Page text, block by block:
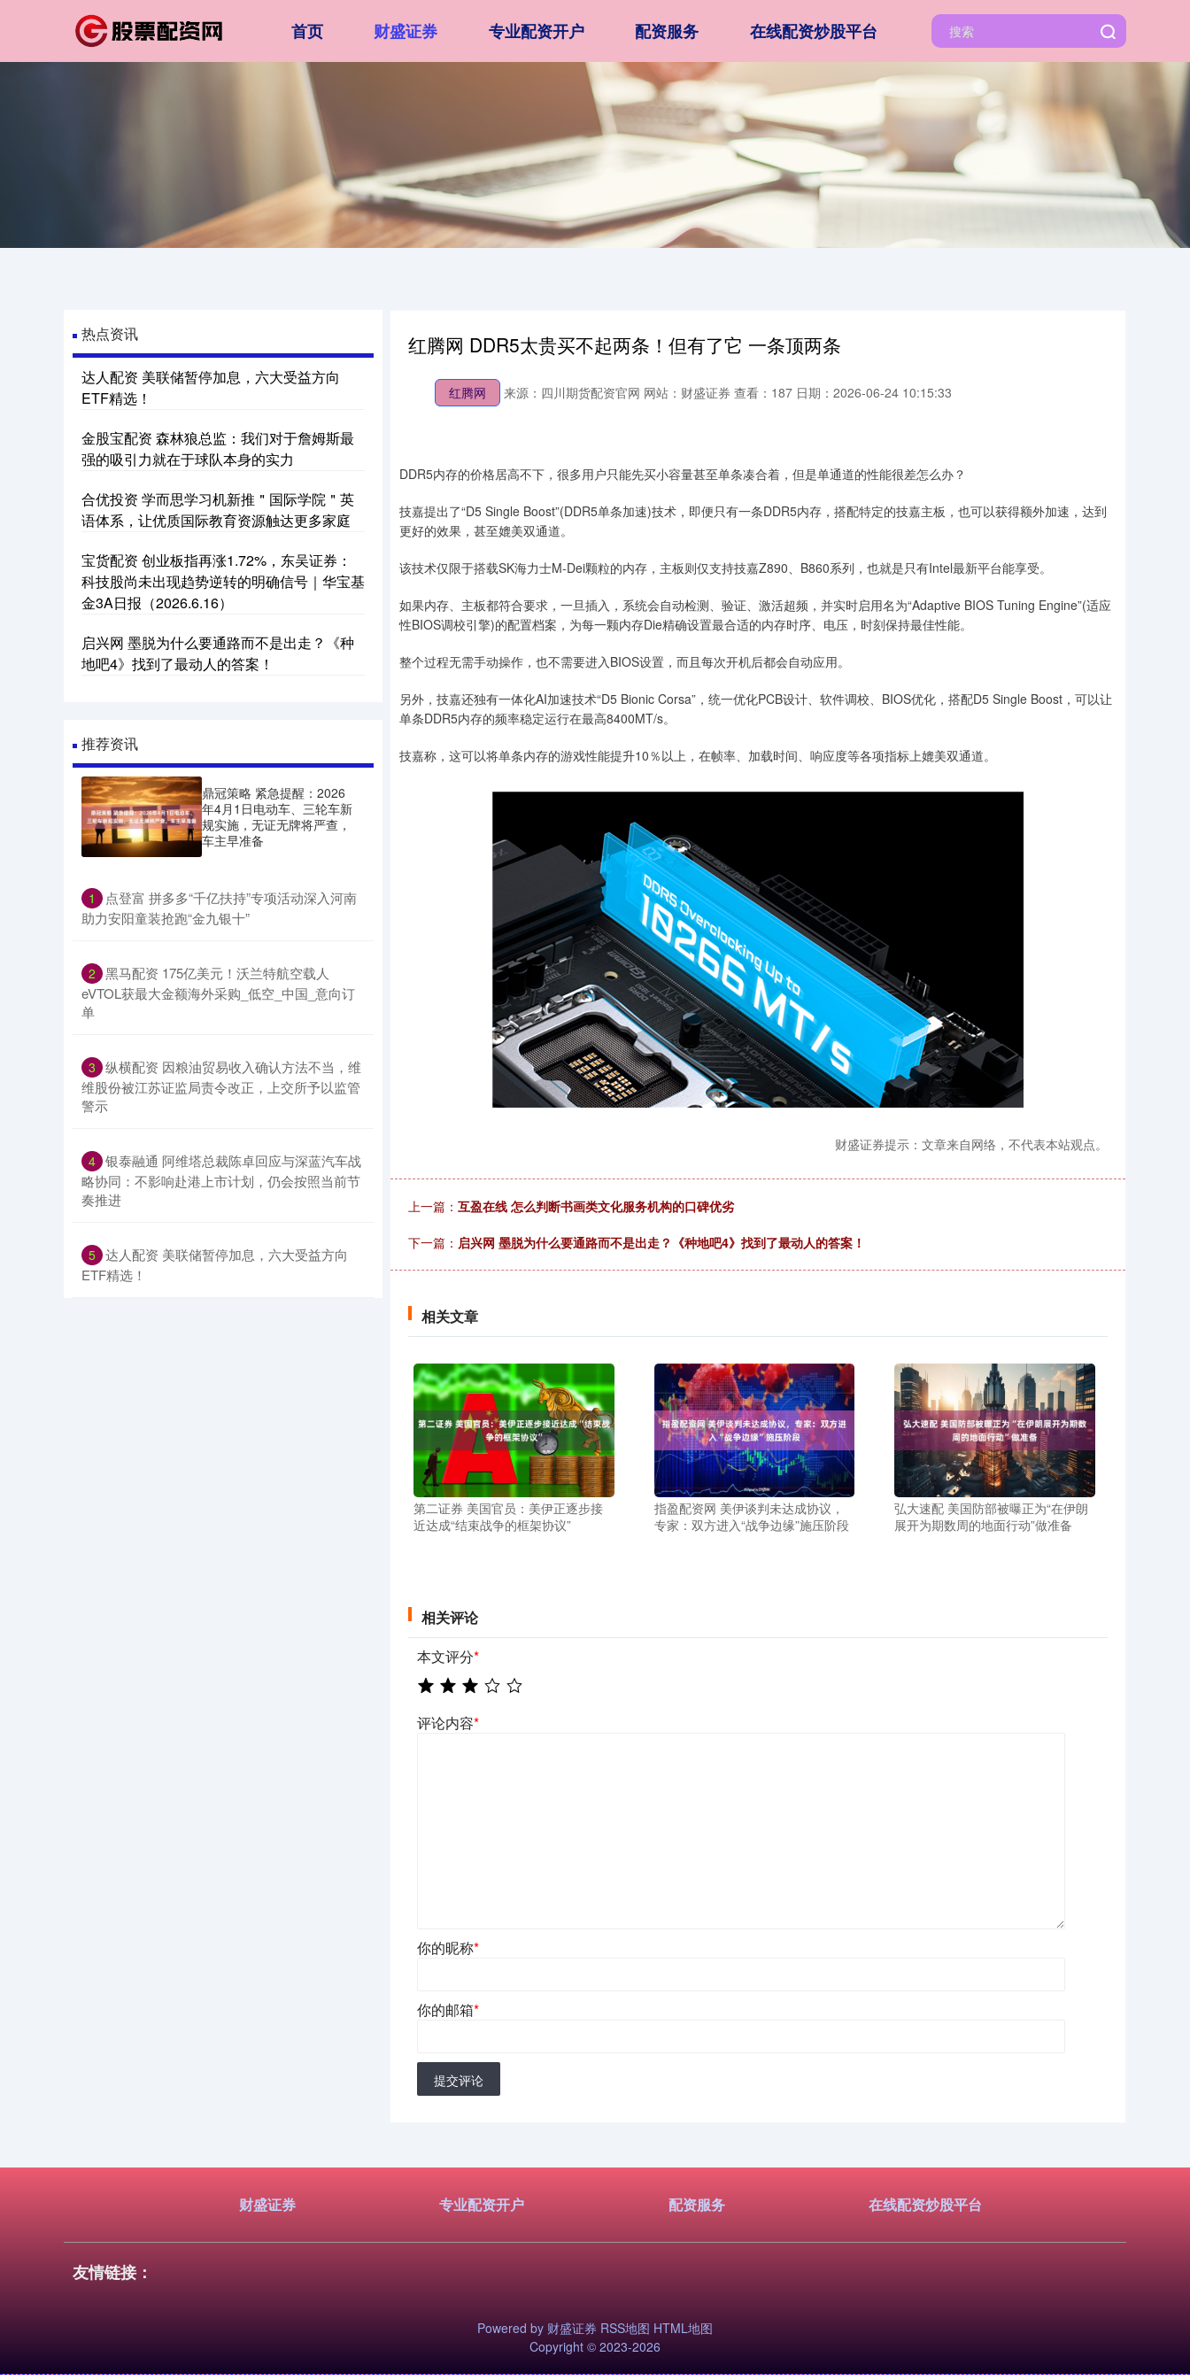
首页 财盛证券 专业配资开户 配资服务 在线配资炒股平台
红腾网 DDR5太贵买不起两条！但有了它 一条顶两条
红腾网 来源：四川期货配资官网 网站：财盛证券 查看：187 日期：2026-06-24 10:15:33
DDR5内存的价格居高不下，很多用户只能先买小容量甚至单条凑合着，但是单通道的性能很差怎么办？
技嘉提出了“D5 Single Boost”(DDR5单条加速)技术，即便只有一条DDR5内存，搭配特定的技嘉主板，也可以获得额外加速，达到
更好的效果，甚至媲美双通道。
该技术仅限于搭载SK海力士M-Dei颗粒的内存，主板则仅支持技嘉Z890、B860系列，也就是只有Intel最新平台能享受。
如果内存、主板都符合要求，一旦插入，系统会自动检测、验证、激活超频，并实时启用名为“Adaptive BIOS Tuning Engine”(适应
性BIOS调校引擎)的配置档案，为每一颗内存Die精确设置最合适的内存时序、电压，时刻保持最佳性能。
整个过程无需手动操作，也不需要进入BIOS设置，而且每次开机后都会自动应用。
另外，技嘉还独有一体化AI加速技术“D5 Bionic Corsa”，统一优化PCB设计、软件调校、BIOS优化，搭配D5 Single Boost，可以让
单条DDR5内存的频率稳定运行在最高8400MT/s。
技嘉称，这可以将单条内存的游戏性能提升10％以上，在帧率、加载时间、响应度等各项指标上媲美双通道。
财盛证券提示：文章来自网络，不代表本站观点。
上一篇： 互盈在线 怎么判断书画类文化服务机构的口碑优劣
下一篇： 启兴网 墨脱为什么要通路而不是出走？《种地吧4》找到了最动人的答案！
相关文章
第二证券 美国官员：美伊正逐步接
近达成“结束战争的框架协议”
指盈配资网 美伊谈判未达成协议，
专家：双方进入“战争边缘”施压阶段
弘大速配 美国防部被曝正为“在伊朗
展开为期数周的地面行动”做准备
相关评论
本文评分*
评论内容*
你的昵称*
你的邮箱*
提交评论
热点资讯
达人配资 美联储暂停加息，六大受益方向
ETF精选！
金股宝配资 森林狼总监：我们对于詹姆斯最
强的吸引力就在于球队本身的实力
合优投资 学而思学习机新推＂国际学院＂英
语体系，让优质国际教育资源触达更多家庭
宝货配资 创业板指再涨1.72%，东吴证券：
科技股尚未出现趋势逆转的明确信号｜华宝基
金3A日报（2026.6.16）
启兴网 墨脱为什么要通路而不是出走？《种
地吧4》找到了最动人的答案！
推荐资讯
鼎冠策略 紧急提醒：2026
年4月1日电动车、三轮车新
规实施，无证无牌将严查，
车主早准备
1
​点登富 拼多多“千亿扶持”专项活动深入河南
助力安阳童装抢跑“金九银十”
2 ​黑马配资 175亿美元！沃兰特航空载人
eVTOL获最大金额海外采购_低空_中国_意向订
单
3 ​纵横配资 因粮油贸易收入确认方法不当，维
维股份被江苏证监局责令改正，上交所予以监管
警示
4 ​银泰融通 阿维塔总裁陈卓回应与深蓝汽车战
略协同：不影响赴港上市计划，仍会按照当前节
奏推进
5 ​达人配资 美联储暂停加息，六大受益方向
ETF精选！
财盛证券 专业配资开户 配资服务 在线配资炒股平台
友情链接：
Powered by 财盛证券 RSS地图 HTML地图
Copyright © 2023-2026